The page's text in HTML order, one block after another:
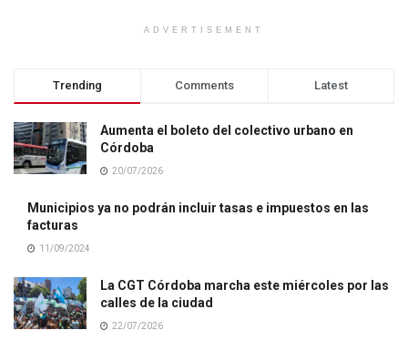
ADVERTISEMENT
Trending Comments Latest
Aumenta el boleto del colectivo urbano en
Córdoba
20/07/2026
Municipios ya no podrán incluir tasas e impuestos en las
facturas
11/09/2024
La CGT Córdoba marcha este miércoles por las
calles de la ciudad
22/07/2026